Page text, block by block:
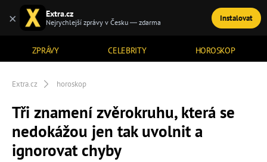
ZPRÁVY CELEBRITY HOROSKOP
TÉMATA
Extra.cz horoskop
Tři znamení zvěrokruhu, která se
nedokážou jen tak uvolnit a
ignorovat chyby
× Extra.cz
Nejrychlejší zprávy v Česku — zdarma Instalovat